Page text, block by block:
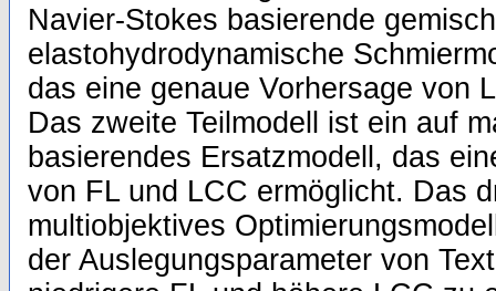
Navier-Stokes basierende
elastohydrodynamische
das eine genaue Vorhersage von
Das zweite Teilmodell ist ein auf
basierendes Ersatzmodell, das
von FL und LCC ermöglicht. Das
multiobjektives
der Auslegungsparameter von